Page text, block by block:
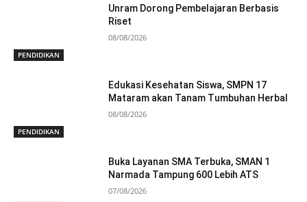
PENDIDIKAN
Unram Dorong Pembelajaran Berbasis
Riset
08/08/2026
PENDIDIKAN
Edukasi Kesehatan Siswa, SMPN 17
Mataram akan Tanam Tumbuhan Herbal
08/08/2026
Buka Layanan SMA Terbuka, SMAN 1
Narmada Tampung 600 Lebih ATS
07/08/2026